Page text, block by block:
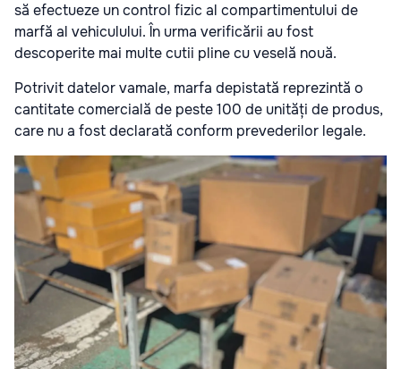
să efectueze un control fizic al compartimentului de
marfă al vehiculului. În urma verificării au fost
descoperite mai multe cutii pline cu veselă nouă.
Potrivit datelor vamale, marfa depistată reprezintă o
cantitate comercială de peste 100 de unități de produs,
care nu a fost declarată conform prevederilor legale.